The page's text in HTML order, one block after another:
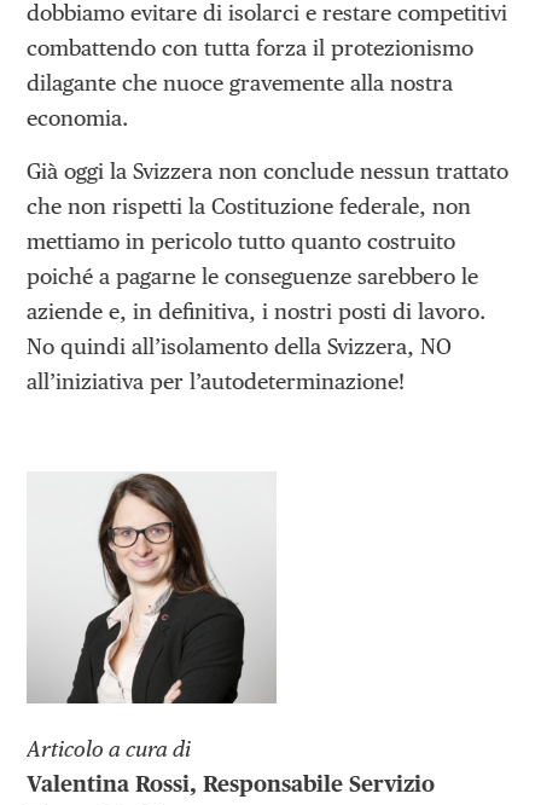
dobbiamo evitare di isolarci e restare competitivi
combattendo con tutta forza il protezionismo
dilagante che nuoce gravemente alla nostra
economia.
Già oggi la Svizzera non conclude nessun trattato
che non rispetti la Costituzione federale, non
mettiamo in pericolo tutto quanto costruito
poiché a pagarne le conseguenze sarebbero le
aziende e, in definitiva, i nostri posti di lavoro.
No quindi all’isolamento della Svizzera, NO
all’iniziativa per l’autodeterminazione!
Articolo a cura di
Valentina Rossi, Responsabile Servizio